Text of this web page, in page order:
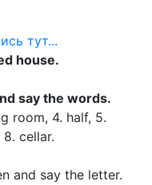
тут...
house.
say the words.
room, 4. half, 5.
cellar.
and say the letter.